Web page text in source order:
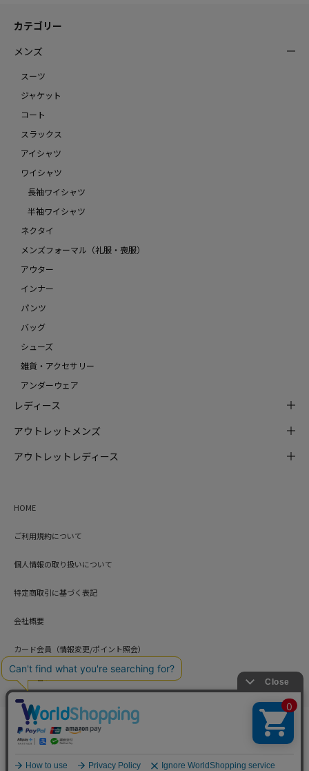
カテゴリー
メンズ
スーツ
ジャケット
コート
スラックス
アイシャツ
ワイシャツ
長袖ワイシャツ
半袖ワイシャツ
ネクタイ
メンズフォーマル（礼服・喪服）
アウター
インナー
パンツ
バッグ
シューズ
雑貨・アクセサリー
アンダーウェア
レディース
アウトレットメンズ
アウトレットレディース
HOME
ご利用規約について
個人情報の取り扱いについて
特定商取引に基づく表記
会社概要
カード会員（情報変更/ポイント照会）
Copyright © HARUYAMA TRADING CO.,LTD. All Rights Reserved.